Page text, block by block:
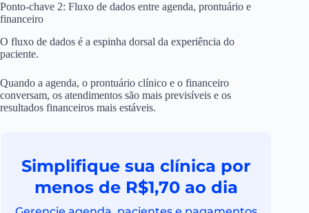
Ponto-chave 2: Fluxo de dados entre agenda, prontuário e
financeiro
O fluxo de dados é a espinha dorsal da experiência do
paciente.
Quando a agenda, o prontuário clínico e o financeiro
conversam, os atendimentos são mais previsíveis e os
resultados financeiros mais estáveis.
Simplifique sua clínica por
menos de R$1,70 ao dia